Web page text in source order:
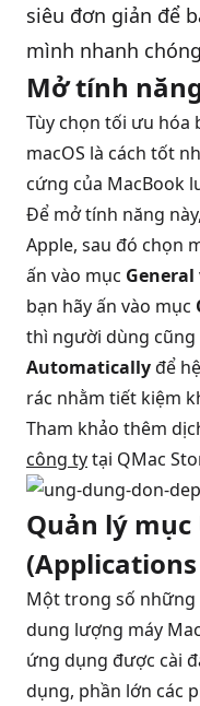
siêu đơn giản để
mình nhanh
Mở tính
Tùy chọn tối ưu hóa
macOS là cách tốt
cứng của MacBook
Để mở tính năng
Apple, sau đó chọn
ấn vào mục General
bạn hãy ấn vào mục
thì người dùng
Automaticallyđể
rác nhằm tiết kiệm
Tham khảo thêm
công tytại QMac
Quản lý
Một trong số những
dung lượng máy
ứng dụng được cài
dụng, phần lớn các